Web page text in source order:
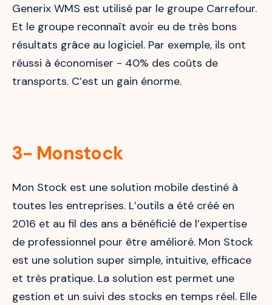
Generix WMS est utilisé par le groupe Carrefour.
Et le groupe reconnaît avoir eu de très bons
résultats grâce au logiciel. Par exemple, ils ont
réussi à économiser - 40% des coûts de
transports. C’est un gain énorme.
3- Monstock
Mon Stock est une solution mobile destiné à
toutes les entreprises. L’outils a été créé en
2016 et au fil des ans a bénéficié de l’expertise
de professionnel pour être amélioré. Mon Stock
est une solution super simple, intuitive, efficace
et très pratique. La solution est permet une
gestion et un suivi des stocks en temps réel. Elle